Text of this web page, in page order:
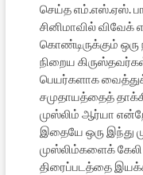
செய்த எம்.எஸ்.ஏஸ்.
சினிமாவில்
கொண்டிருக்கும் ஒரு
நிறைய
பெயர்களாக
சமுதாயத்தைத்
முஸ்லிம் ஆர்யா
இதையே ஒரு இந்து
முஸ்லிம்களைக்
திரைப்படத்தை